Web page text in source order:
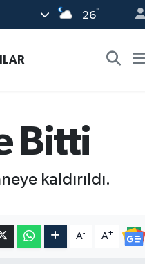
26°
Bitti
kaldırıldı.
A- A+